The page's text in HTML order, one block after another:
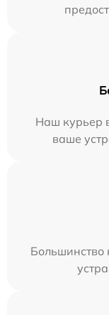
Наш курьер
ваше
Большинство